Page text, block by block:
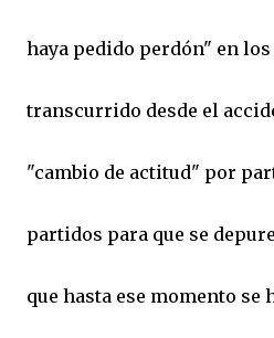
haya pedido perdón" en
transcurrido desde el
"cambio de actitud" por
partidos para que se
que hasta ese momento se